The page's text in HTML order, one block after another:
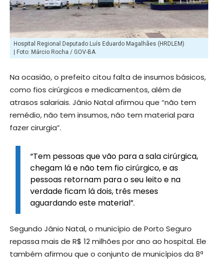
Hospital Regional Deputado Luís Eduardo Magalhães (HRDLEM)
| Foto: Márcio Rocha / GOV-BA
Na ocasião, o prefeito citou falta de insumos básicos,
como fios cirúrgicos e medicamentos, além de
atrasos salariais. Jânio Natal afirmou que “não tem
remédio, não tem insumos, não tem material para
fazer cirurgia”.
“Tem pessoas que vão para a sala cirúrgica,
chegam lá e não tem fio cirúrgico, e as
pessoas retornam para o seu leito e na
verdade ficam lá dois, três meses
aguardando este material”.
Segundo Jânio Natal, o município de Porto Seguro
repassa mais de R$ 12 milhões por ano ao hospital. Ele
também afirmou que o conjunto de municípios da 8ª